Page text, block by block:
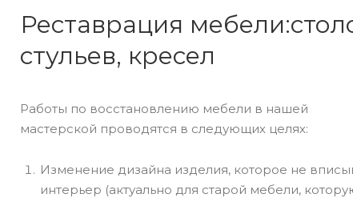
Реставрация
стульев, кресел
Работы по восстановлению мебели в нашей
мастерской проводятся в следующих целях:
Изменение дизайна изделия, которое не
интерьер (актуально для старой мебели,